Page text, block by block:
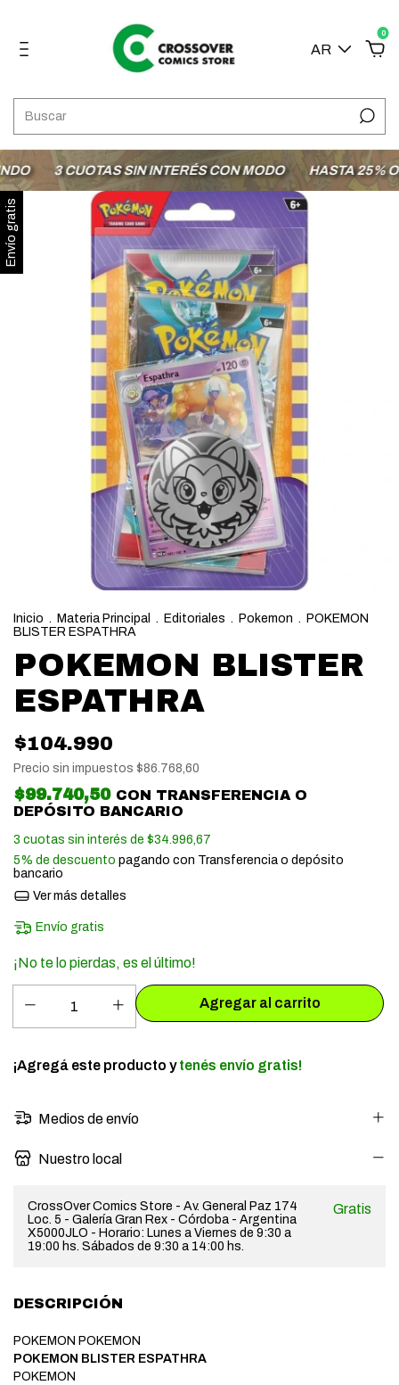
AR
0
3 CUOTAS SIN INTERÉS CON MODO HASTA 25% OFF
Envío gratis
Inicio . Materia Principal . Editoriales . Pokemon . POKEMON
BLISTER ESPATHRA
POKEMON BLISTER
ESPATHRA
$104.990
Precio sin impuestos $86.768,60
$99.740,50 CON TRANSFERENCIA O
DEPÓSITO BANCARIO
3 cuotas sin interés de $34.996,67
5% de descuento pagando con Transferencia o depósito
bancario
Ver más detalles
Envío gratis
¡No te lo pierdas, es el último!
¡Agregá este producto ytenés envío gratis!
Medios de envío
Nuestro local
CrossOver Comics Store - Av. General Paz 174
Loc. 5 - Galería Gran Rex - Córdoba - Argentina
X5000JLO - Horario: Lunes a Viernes de 9:30 a
19:00 hs. Sábados de 9:30 a 14:00 hs.
Gratis
DESCRIPCIÓN
POKEMON POKEMON
POKEMON BLISTER ESPATHRA
POKEMON